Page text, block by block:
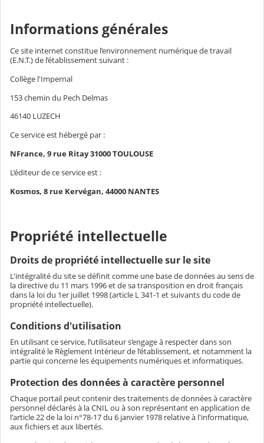
Informations générales
Ce site internet constitue l’environnement numérique de travail
(E.N.T.) de l’établissement suivant :
Collège l'Impernal
153 chemin du Pech Delmas
46140 LUZECH
Ce service est hébergé par :
NFrance, 9 rue Ritay 31000 TOULOUSE
L’éditeur de ce service est :
Kosmos, 8 rue Kervégan, 44000 NANTES
Propriété intellectuelle
Droits de propriété intellectuelle sur le site
L'intégralité du site se définit comme une base de données au sens de
la directive du 11 mars 1996 et de sa transposition en droit français
dans la loi du 1er juillet 1998 (article L 341-1 et suivants du code de
propriété intellectuelle).
Conditions d'utilisation
En utilisant ce service, l’utilisateur s’engage à respecter dans son
intégralité le Règlement Intérieur de l’établissement, et notamment la
partie qui concerne les équipements numériques et informatiques.
Protection des données à caractère personnel
Chaque portail peut contenir des traitements de données à caractère
personnel déclarés à la CNIL ou à son représentant en application de
l'article 22 de la loi n°78-17 du 6 janvier 1978 relative à l'informatique,
aux fichiers et aux libertés.